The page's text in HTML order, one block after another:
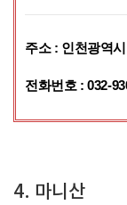
주소 : 인천광역
전화번호 : 032-
4. 마니산